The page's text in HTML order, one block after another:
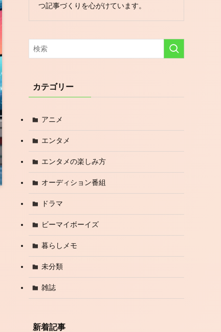
つ記事づくりを心がけています。
カテゴリー
アニメ
エンタメ
エンタメの楽しみ方
オーディション番組
ドラマ
ビーマイボーイズ
暮らしメモ
未分類
雑誌
新着記事